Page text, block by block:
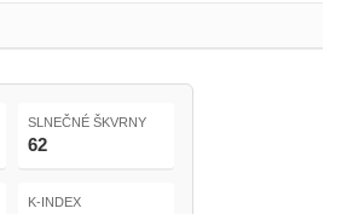
SLNEČNÉ ŠKVRNY
62
K-INDEX